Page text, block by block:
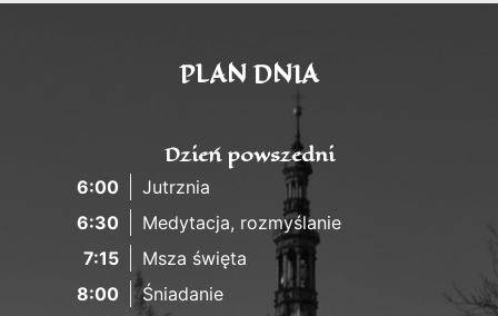
PLAN DNIA
Dzień powszedni
6:00
Jutrznia
6:30
Medytacja, rozmyślanie
7:15
Msza święta
8:00
Śniadanie